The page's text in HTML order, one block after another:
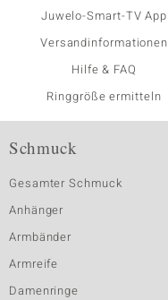
Juwelo-Smart-TV App
Versandinformationen
Hilfe & FAQ
Ringgröße ermitteln
Schmuck
Gesamter Schmuck
Anhänger
Armbänder
Armreife
Damenringe